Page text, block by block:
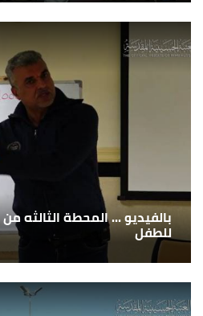
بالفيديو ... المحطة الثالثه
للطفل